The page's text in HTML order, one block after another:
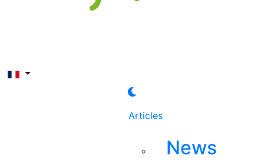
Articles
News